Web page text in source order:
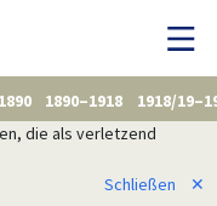
1890–1918
1918/
die als verletzend
Schließen
✕